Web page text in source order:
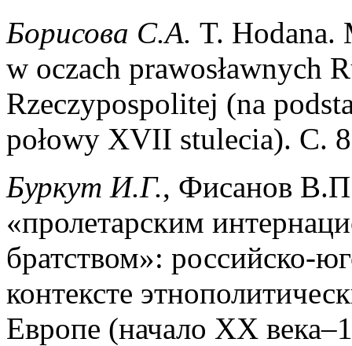
Борисова С.А. T. Hodana.
w oczach prawosławnych
Rzeczypospolitej (na
połowy XVII stulecia). С.
Буркут И.Г., Фисанов
«пролетарским
братством»: российско-
контексте
Европе (начало ХХ